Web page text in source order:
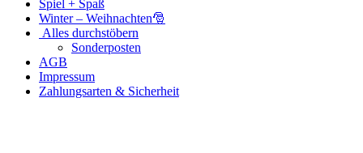
Spiel + Spaß
Winter – Weihnachten🎅
Alles durchstöbern
Sonderposten
AGB
Impressum
Zahlungsarten & Sicherheit